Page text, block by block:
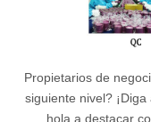
Propietarios de
siguiente nivel?
hola a destacar